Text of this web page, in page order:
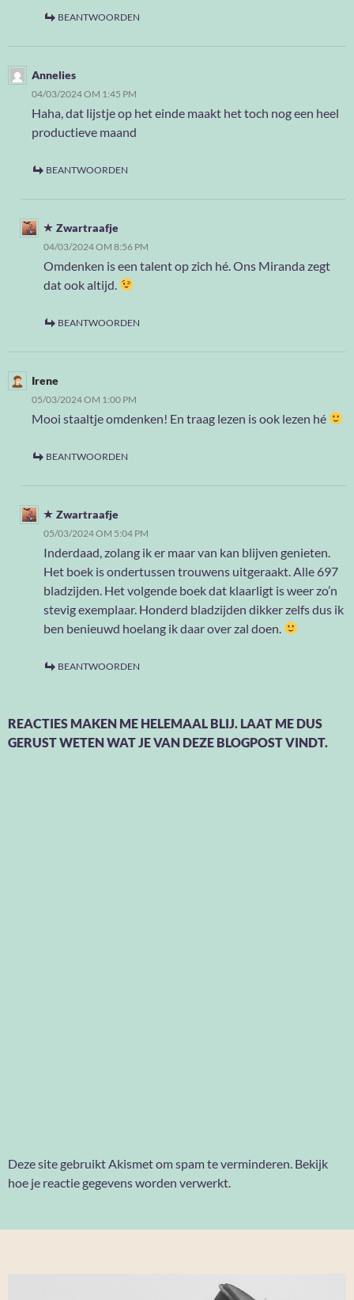
BEANTWOORDEN
Annelies
04/03/2024 OM 1:45 PM
Haha, dat lijstje op het einde maakt het toch nog een heel
productieve maand
BEANTWOORDEN
Zwartraafje
04/03/2024 OM 8:56 PM
Omdenken is een talent op zich hé. Ons Miranda zegt
dat ook altijd.
BEANTWOORDEN
Irene
05/03/2024 OM 1:00 PM
Mooi staaltje omdenken! En traag lezen is ook lezen hé
BEANTWOORDEN
Zwartraafje
05/03/2024 OM 5:04 PM
Inderdaad, zolang ik er maar van kan blijven genieten.
Het boek is ondertussen trouwens uitgeraakt. Alle 697
bladzijden. Het volgende boek dat klaarligt is weer zo’n
stevig exemplaar. Honderd bladzijden dikker zelfs dus ik
ben benieuwd hoelang ik daar over zal doen.
BEANTWOORDEN
REACTIES MAKEN ME HELEMAAL BLIJ. LAAT ME DUS
GERUST WETEN WAT JE VAN DEZE BLOGPOST VINDT.
Deze site gebruikt Akismet om spam te verminderen. Bekijk
hoe je reactie gegevens worden verwerkt